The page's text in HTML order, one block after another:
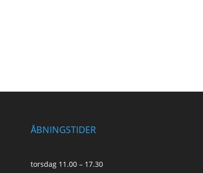
ÅBNINGSTIDER
torsdag 11.00 – 17.30